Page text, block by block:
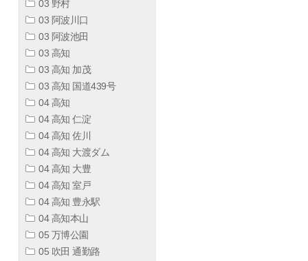
03 野村
03 阿波川口
03 阿波池田
03 高知
03 高知 加茂
03 高知 国道439号
04 高知
04 高知 仁淀
04 高知 佐川
04 高知 大渡ダム
04 高知 大豊
04 高知 室戸
04 高知 豊永駅
04 高知本山
05 万博公園
05 吹田 通勤路